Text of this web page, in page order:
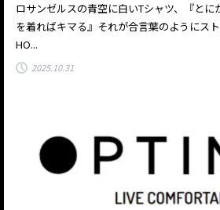
ロサンゼルスの青空に白いTシャツ、『と
を着ればキマる』それが合言葉のようにス
HO...
2025.10.31